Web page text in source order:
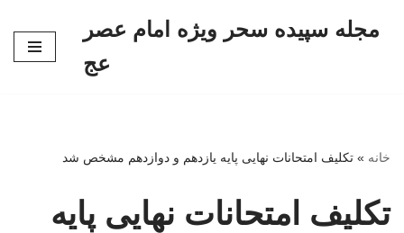
مجله سپیده سحر ویژه امام عصر
عج
خانه » تکلیف امتحانات نهایی پایه یازدهم و دوازدهم مشخص شد
تکلیف امتحانات نهایی پایه